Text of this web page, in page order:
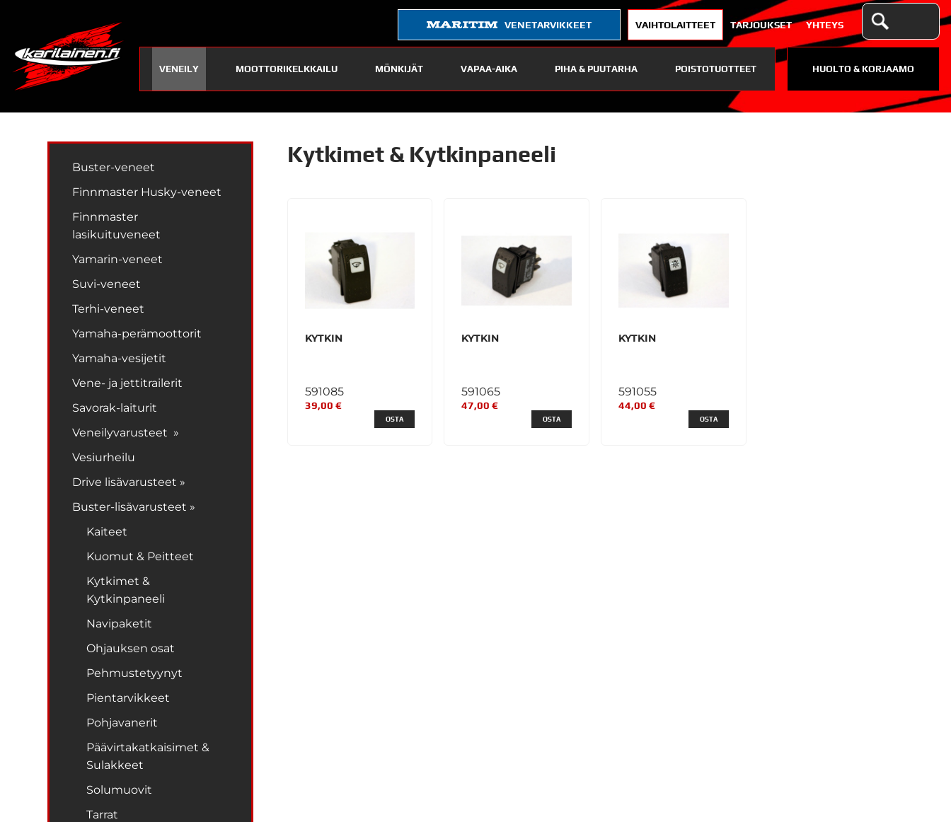
VENETARVIKKEET VAIHTOLAITTEET TARJOUKSET YHTEYS
VENEILY MOOTTORIKELKKAILU MÖNKIJÄT VAPAA-AIKA PIHA & PUUTARHA POISTOTUOTTEET HUOLTO & KORJAAMO
Buster-veneet
Finnmaster Husky-veneet
Finnmaster
lasikuituveneet
Yamarin-veneet
Suvi-veneet
Terhi-veneet
Yamaha-perämoottorit
Yamaha-vesijetit
Vene- ja jettitrailerit
Savorak-laiturit
Veneilyvarusteet »
Vesiurheilu
Drive lisävarusteet »
Buster-lisävarusteet »
Kaiteet
Kuomut & Peitteet
Kytkimet &
Kytkinpaneeli
Navipaketit
Ohjauksen osat
Pehmustetyynyt
Pientarvikkeet
Pohjavanerit
Päävirtakatkaisimet &
Sulakkeet
Solumuovit
Tarrat
Kytkimet & Kytkinpaneeli
KYTKIN
591085
39,00 €
OSTA
KYTKIN
591065
47,00 €
OSTA
KYTKIN
591055
44,00 €
OSTA